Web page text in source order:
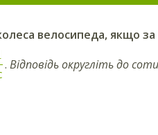
велосипеда, якщо за
. Відповідь округліть до